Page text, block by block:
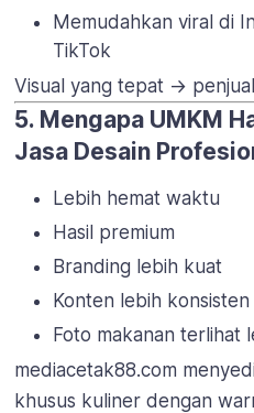
Memudahkan viral di
TikTok
Visual yang tepat →
5. Mengapa UMKM
Jasa Desain
Lebih hemat waktu
Hasil premium
Branding lebih kuat
Konten lebih konsisten
Foto makanan terlihat
mediacetak88.com
khusus kuliner dengan